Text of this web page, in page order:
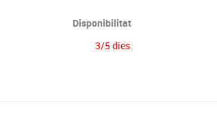
Disponibilitat
3/5 dies